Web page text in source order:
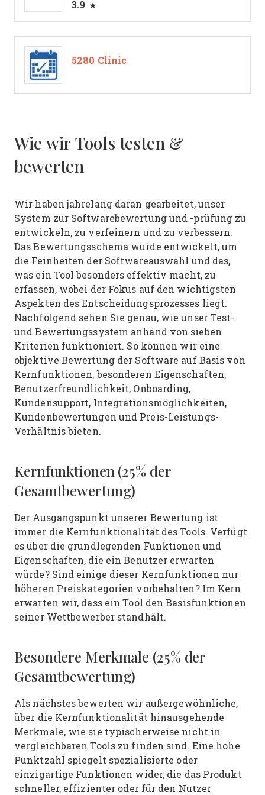
3.9
5280 Clinic
Wie wir Tools testen &
bewerten
Wir haben jahrelang daran gearbeitet, unser
System zur Softwarebewertung und -prüfung zu
entwickeln, zu verfeinern und zu verbessern.
Das Bewertungsschema wurde entwickelt, um
die Feinheiten der Softwareauswahl und das,
was ein Tool besonders effektiv macht, zu
erfassen, wobei der Fokus auf den wichtigsten
Aspekten des Entscheidungsprozesses liegt.
Nachfolgend sehen Sie genau, wie unser Test-
und Bewertungssystem anhand von sieben
Kriterien funktioniert. So können wir eine
objektive Bewertung der Software auf Basis von
Kernfunktionen, besonderen Eigenschaften,
Benutzerfreundlichkeit, Onboarding,
Kundensupport, Integrationsmöglichkeiten,
Kundenbewertungen und Preis-Leistungs-
Verhältnis bieten.
Kernfunktionen (25% der
Gesamtbewertung)
Der Ausgangspunkt unserer Bewertung ist
immer die Kernfunktionalität des Tools. Verfügt
es über die grundlegenden Funktionen und
Eigenschaften, die ein Benutzer erwarten
würde? Sind einige dieser Kernfunktionen nur
höheren Preiskategorien vorbehalten? Im Kern
erwarten wir, dass ein Tool den Basisfunktionen
seiner Wettbewerber standhält.
Besondere Merkmale (25% der
Gesamtbewertung)
Als nächstes bewerten wir außergewöhnliche,
über die Kernfunktionalität hinausgehende
Merkmale, wie sie typischerweise nicht in
vergleichbaren Tools zu finden sind. Eine hohe
Punktzahl spiegelt spezialisierte oder
einzigartige Funktionen wider, die das Produkt
schneller, effizienter oder für den Nutzer